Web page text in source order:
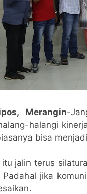
Merangin-
halangi
bisa
itu jalin terus
Padahal jika